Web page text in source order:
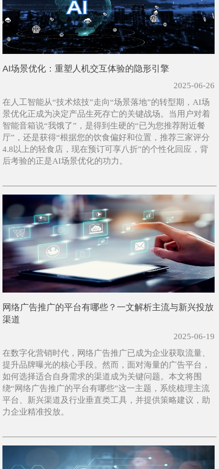
AI场景优化：重塑人机交互体验的隐形引擎
2025-06-26
在人工智能从“技术炫技”走向“场景落地”的转型期，AI场
景优化正成为决定产品生死存亡的关键战场。当用户对着
智能音箱说“我饿了”，是得到生硬的“已为您推荐附近餐
厅”，还是获得“根据您的饮食偏好和位置，推荐三家评分
4.8以上的轻食店，现在预订可享八折”的个性化回应，背
后考验的正是AI场景优化的功力。
网络广告推广的平台有哪些？一文解析主流与新兴投放
渠道
2025-06-19
在数字化营销时代，网络广告推广已成为企业获取流量、
提升品牌曝光的核心手段。然而，面对海量的广告平台，
如何选择适合自身需求的渠道成为关键问题。本文将围
绕“网络广告推广的平台有哪些​”这一主题，系统梳理主流
平台、新兴渠道及行业垂直类工具，并提供策略建议，助
力企业精准投放。